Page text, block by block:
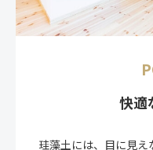
快適
珪藻土には、目に見え